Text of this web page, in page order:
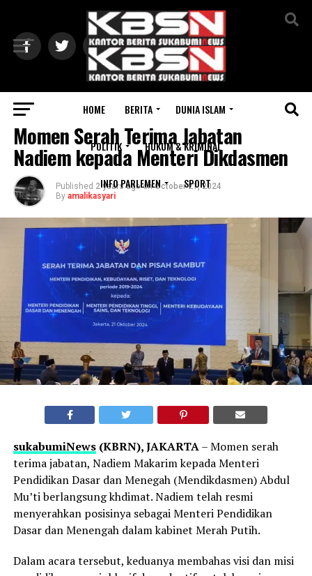
HOME BERITA DUNIA ISLAM
POLITIK HUKUM & KRIMINAL
INFO PARLEMEN SPORT
NASIONAL
Momen Serah Terima Jabatan
Nadiem kepada Menteri Dikdasmen
Published 2 years ago on October 21, 2024
By amalikasyari
sukabumiNews(KBRN), JAKARTA– Momen serah
terima jabatan, Nadiem Makarim kepada Menteri
Pendidikan Dasar dan Menegah (Mendikdasmen) Abdul
Mu’ti berlangsung khdimat. Nadiem telah resmi
menyerahkan posisinya sebagai Menteri Pendidikan
Dasar dan Menengah dalam kabinet Merah Putih.
Dalam acara tersebut, keduanya membahas visi dan misi
Exit mobile version